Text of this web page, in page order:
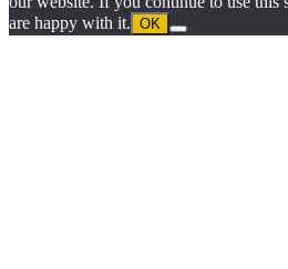
are happy with it. OK